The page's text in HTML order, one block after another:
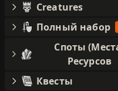
Creatures
Полный набор
Споты
Ресурсов
Квесты